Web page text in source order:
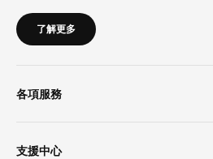
了解更多
各項服務
支援中心